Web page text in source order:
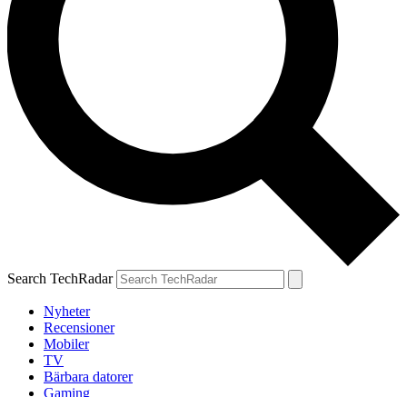
Search TechRadar
Nyheter
Recensioner
Mobiler
TV
Bärbara datorer
Gaming